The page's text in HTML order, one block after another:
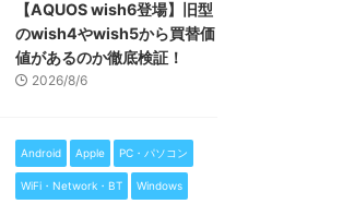
【AQUOS wish6登場】旧型
のwish4やwish5から買替価
値があるのか徹底検証！
2026/8/6
Android Apple PC・パソコン
WiFi・Network・BT Windows